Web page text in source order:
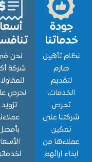
تأهيل
على
من
ارائهم
أسعار
تنافسية
نحن في
شركة أكيد
للمقاولات
نحرص على
عملاءنا
الأسعار
لخدماتنا